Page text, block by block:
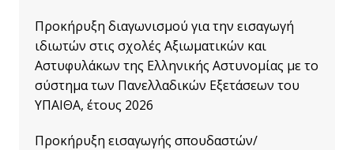
Προκήρυξη διαγωνισμού για την εισαγωγή
ιδιωτών στις σχολές Αξιωματικών και
Αστυφυλάκων της Ελληνικής Αστυνομίας με το
σύστημα των Πανελλαδικών Εξετάσεων του
ΥΠΑΙΘΑ, έτους 2026
Προκήρυξη εισαγωγής σπουδαστών/